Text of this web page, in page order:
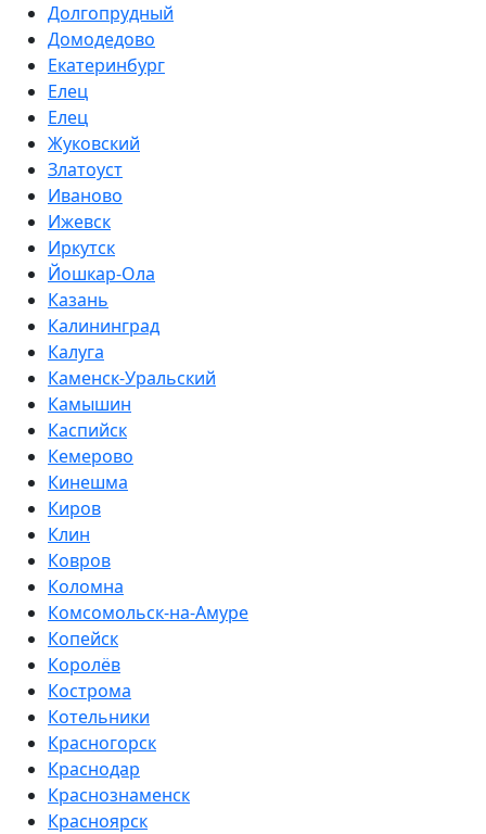
Долгопрудный
Домодедово
Екатеринбург
Елец
Елец
Жуковский
Златоуст
Иваново
Ижевск
Иркутск
Йошкар-Ола
Казань
Калининград
Калуга
Каменск-Уральский
Камышин
Каспийск
Кемерово
Кинешма
Киров
Клин
Ковров
Коломна
Комсомольск-на-Амуре
Копейск
Королёв
Кострома
Котельники
Красногорск
Краснодар
Краснознаменск
Красноярск